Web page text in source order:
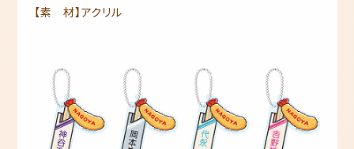
【素 材】アクリル